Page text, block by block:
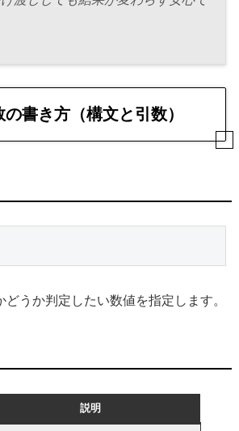
書き方（構文と引数）
どうか判定したい数値を指定します。
説明